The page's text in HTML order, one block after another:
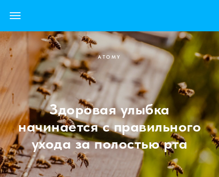
ATOMY
Здоровая улыбка
начинается с правильного
ухода за полостью рта